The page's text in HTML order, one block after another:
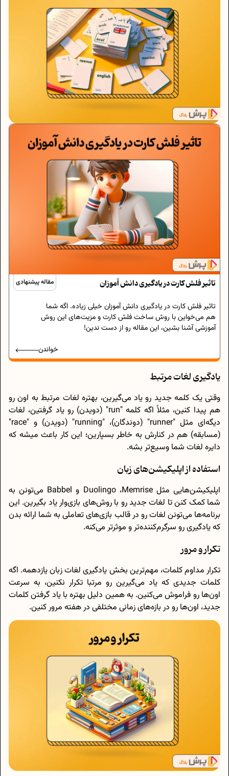
مقاله پیشنهادی تاثیر فلش کارت در یادگیری دانش آموزان
تاثیر فلش کارت در یادگیری دانش آموزان خیلی زیاده. اگه شما
هم می‌خواین با روش ساخت فلش کارت و مزیت‌های این روش
آموزشی آشنا بشین، این مقاله رو از دست ندین!
خواندن
یادگیری لغات مرتبط
وقتی یک کلمه جدید رو یاد می‌گیرین، بهتره لغات مرتبط به اون رو
هم پیدا کنین، مثلاً اگه کلمه "run" (دویدن) رو یاد گرفتین، لغات
دیگه‌ای مثل "runner" (دوندگان)، "running" (دویدن) و "race"
(مسابقه) هم در کنارش به خاطر بسپارین؛ این کار باعث میشه که
دایره لغات شما وسیع‌تر بشه.
استفاده از اپلیکیشن‌های زبان
اپلیکیشن‌هایی مثل Duolingo ،Memrise و Babbel می‌تونن به
شما کمک کنن تا لغات جدید رو با روش‌های بازی‌وار یاد بگیرین. این
برنامه‌ها می‌تونن لغات رو در قالب بازی‌های تعاملی به شما ارائه بدن
که یادگیری رو سرگرم‌کننده‌تر و موثرتر می‌کنه.
تکرار و مرور
تکرار مداوم کلمات، مهم‌ترین بخش یادگیری لغات زبان یازدهمه. اگه
کلمات جدیدی که یاد می‌گیرین رو مرتبا تکرار نکنین، به سرعت
اون‌ها رو فراموش می‌کنین. به همین دلیل بهتره با یاد گرفتن کلمات
جدید، اون‌ها رو در بازه‌های زمانی مختلفی در هفته مرور کنین.